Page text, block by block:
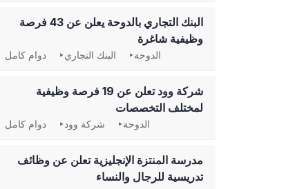
‏البنك التجاري بالدوحة يعلن عن 43 فرصة
وظيفية شاغرة
الدوحة البنك التجاري دوام كامل
شركة وود تعلن عن 19 فرصة وظيفية
لمختلف التخصصات
الدوحة شركة وود دوام كامل
مدرسة المنتزة الإنجليزية تعلن عن وظائف
تدريسية للرجال والنساء